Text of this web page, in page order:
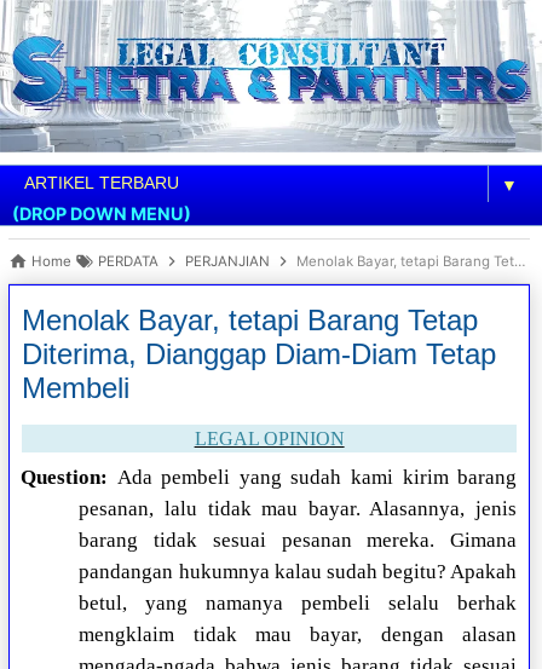
▼
(DROP DOWN MENU)
Home PERDATA PERJANJIAN Menolak Bayar, tetapi Barang Tetap Diterima, Dianggap Diam-Diam Tetap Membeli
Menolak Bayar, tetapi Barang Tetap
Diterima, Dianggap Diam-Diam Tetap
Membeli
LEGAL OPINION
Question: Ada pembeli yang sudah kami kirim barang
pesanan, lalu tidak mau bayar. Alasannya, jenis
barang tidak sesuai pesanan mereka. Gimana
pandangan hukumnya kalau sudah begitu? Apakah
betul, yang namanya pembeli selalu berhak
mengklaim tidak mau bayar, dengan alasan